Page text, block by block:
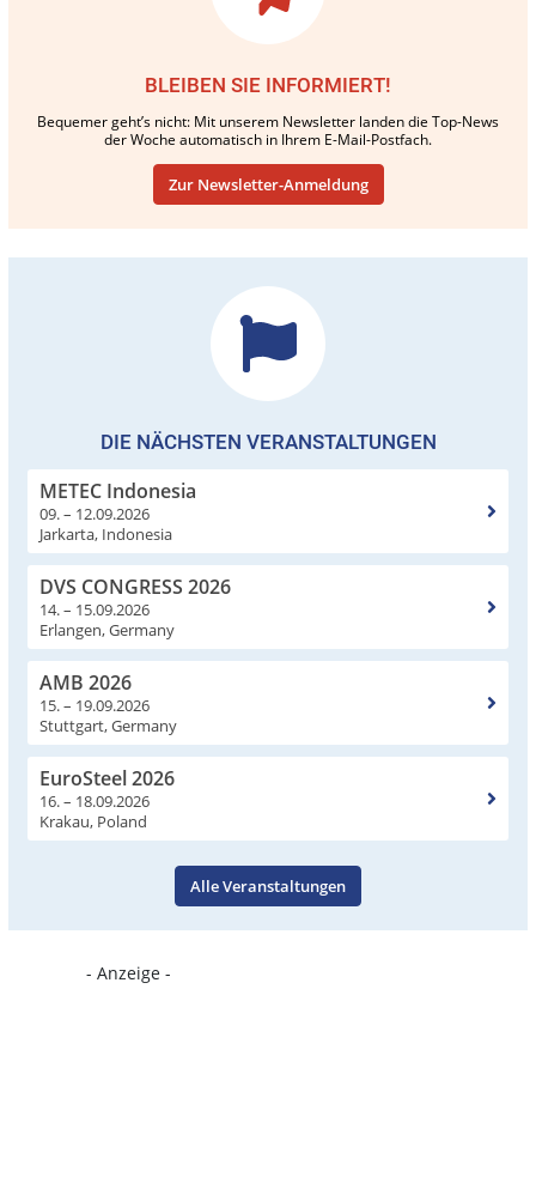
BLEIBEN SIE INFORMIERT!
Bequemer geht’s nicht: Mit unserem Newsletter landen die Top-News
der Woche automatisch in Ihrem E-Mail-Postfach.
Zur Newsletter-Anmeldung
DIE NÄCHSTEN VERANSTALTUNGEN
METEC Indonesia
09. – 12.09.2026
Jarkarta, Indonesia
DVS CONGRESS 2026
14. – 15.09.2026
Erlangen, Germany
AMB 2026
15. – 19.09.2026
Stuttgart, Germany
EuroSteel 2026
16. – 18.09.2026
Krakau, Poland
Alle Veranstaltungen
- Anzeige -